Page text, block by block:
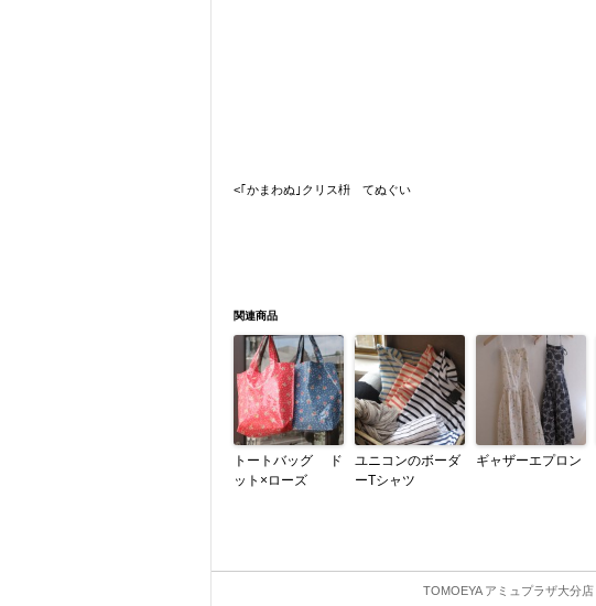
<｢かまわぬ｣クリス枡 てぬぐい
関連商品
トートバッグ ド
ット×ローズ
ユニコンのボーダ
ーTシャツ
ギャザーエプロン
TOMOEYA アミュプラザ大分店